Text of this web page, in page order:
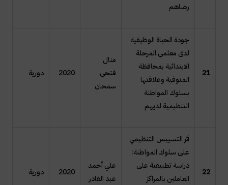
رضاهم
21
جودة الحياة الوظيفية
لدى معلمي المرحلة
الابتدائية بمحافظة
المنوفية وعلاقتها
بسلوك المواطنة
التنظيمية لديهم
منال
فتحي
سمحان
2020 دورية
22
أثر التسييس التنظيمي
على سلوك المواطنة:
دراسة تطبيقية على
العاملين بالمراكز
علي أحمد
عبد القادر
2020 دورية